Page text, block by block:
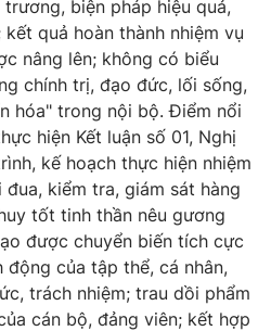
lai
biện pháp hiệu quả,
quả hoàn thành nhiệm vụ
nâng lên; không có biểu
chính trị, đạo đức, lối sống,
hóa" trong nội bộ. Điểm nổi
hiện Kết luận số 01, Nghị
kế hoạch thực hiện nhiệm
kiểm tra, giám sát hàng
tốt tinh thần nêu gương
được chuyển biến tích cực
của tập thể, cá nhân,
trách nhiệm; trau dồi phẩm
cán bộ, đảng viên; kết hợp